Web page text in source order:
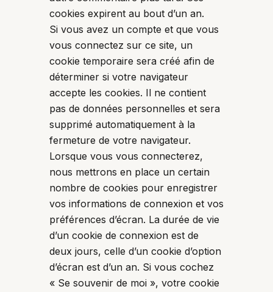
cookies expirent au bout d’un an.
Si vous avez un compte et que vous
vous connectez sur ce site, un
cookie temporaire sera créé afin de
déterminer si votre navigateur
accepte les cookies. Il ne contient
pas de données personnelles et sera
supprimé automatiquement à la
fermeture de votre navigateur.
Lorsque vous vous connecterez,
nous mettrons en place un certain
nombre de cookies pour enregistrer
vos informations de connexion et vos
préférences d’écran. La durée de vie
d’un cookie de connexion est de
deux jours, celle d’un cookie d’option
d’écran est d’un an. Si vous cochez
« Se souvenir de moi », votre cookie